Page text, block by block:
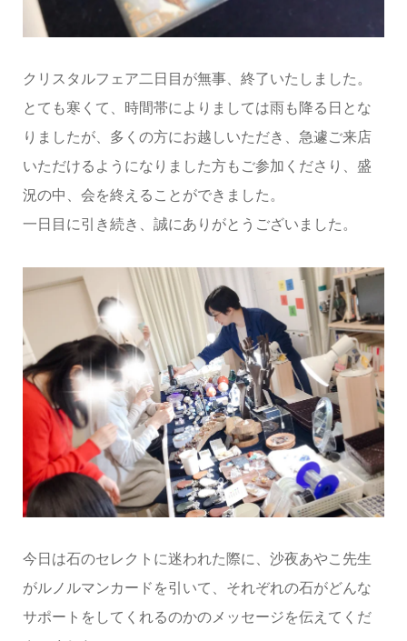
クリスタルフェア二日目が無事、終了いたしました。
とても寒くて、時間帯によりましては雨も降る日とな
りましたが、多くの方にお越しいただき、急遽ご来店
いただけるようになりました方もご参加くださり、盛
況の中、会を終えることができました。
一日目に引き続き、誠にありがとうございました。
今日は石のセレクトに迷われた際に、沙夜あやこ先生
がルノルマンカードを引いて、それぞれの石がどんな
サポートをしてくれるのかのメッセージを伝えてくだ